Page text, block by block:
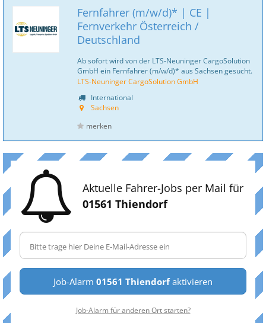
Fernfahrer (m/w/d)* | CE |
Fernverkehr Österreich /
Deutschland
Ab sofort wird von der LTS-Neuninger CargoSolution
GmbH ein Fernfahrer (m/w/d)* aus Sachsen gesucht.
LTS-Neuninger CargoSolution GmbH
International
Sachsen
merken
Aktuelle Fahrer-Jobs per Mail für
01561 Thiendorf
Job-Alarm 01561 Thiendorfaktivieren
Job-Alarm für anderen Ort starten?